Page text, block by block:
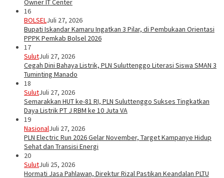
Owner IT Center
16
BOLSELJuli 27, 2026
Bupati Iskandar Kamaru Ingatkan 3 Pilar, di Pembukaan Orientasi
PPPK Pemkab Bolsel 2026
17
SulutJuli 27, 2026
Cegah Dini Bahaya Listrik, PLN Suluttenggo Literasi Siswa SMAN 3
Tuminting Manado
18
SulutJuli 27, 2026
Semarakkan HUT ke-81 RI, PLN Suluttenggo Sukses Tingkatkan
Daya Listrik PT J RBM ke 10 Juta VA
19
NasionalJuli 27, 2026
PLN Electric Run 2026 Gelar November, Target Kampanye Hidup
Sehat dan Transisi Energi
20
SulutJuli 25, 2026
Hormati Jasa Pahlawan, Direktur Rizal Pastikan Keandalan PLTU